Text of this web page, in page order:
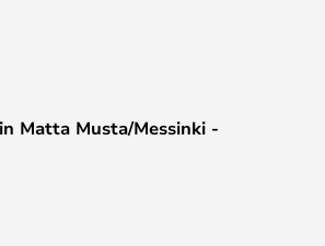
Matta Musta/Messinki -